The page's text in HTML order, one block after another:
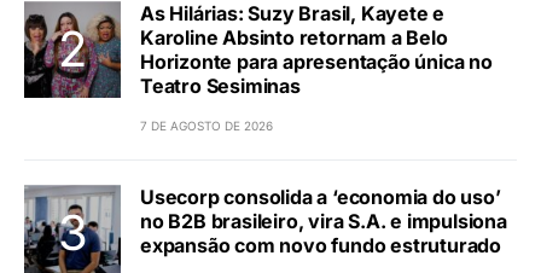
As Hilárias: Suzy Brasil, Kayete e
Karoline Absinto retornam a Belo
Horizonte para apresentação única no
Teatro Sesiminas
7 DE AGOSTO DE 2026
Usecorp consolida a ‘economia do uso’
no B2B brasileiro, vira S.A. e impulsiona
expansão com novo fundo estruturado